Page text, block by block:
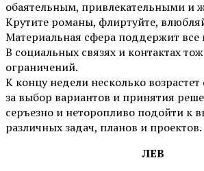
обаятельным, привлекательными и
Крутите романы, флиртуйте,
Материальная сфера поддержит
В социальных связях и контактах
ограничений.
К концу недели несколько возрастет
за выбор вариантов и принятия
серъезно и неторопливо подойти к
различных задач, планов и проектов.
ЛЕВ